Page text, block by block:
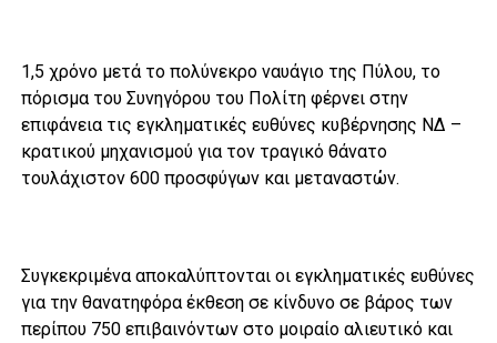
1,5 χρόνο μετά το πολύνεκρο ναυάγιο της Πύλου, το
πόρισμα του Συνηγόρου του Πολίτη φέρνει στην
επιφάνεια τις εγκληματικές ευθύνες κυβέρνησης ΝΔ –
κρατικού μηχανισμού για τον τραγικό θάνατο
τουλάχιστον 600 προσφύγων και μεταναστών.
Συγκεκριμένα αποκαλύπτονται οι εγκληματικές ευθύνες
για την θανατηφόρα έκθεση σε κίνδυνο σε βάρος των
περίπου 750 επιβαινόντων στο μοιραίο αλιευτικό και